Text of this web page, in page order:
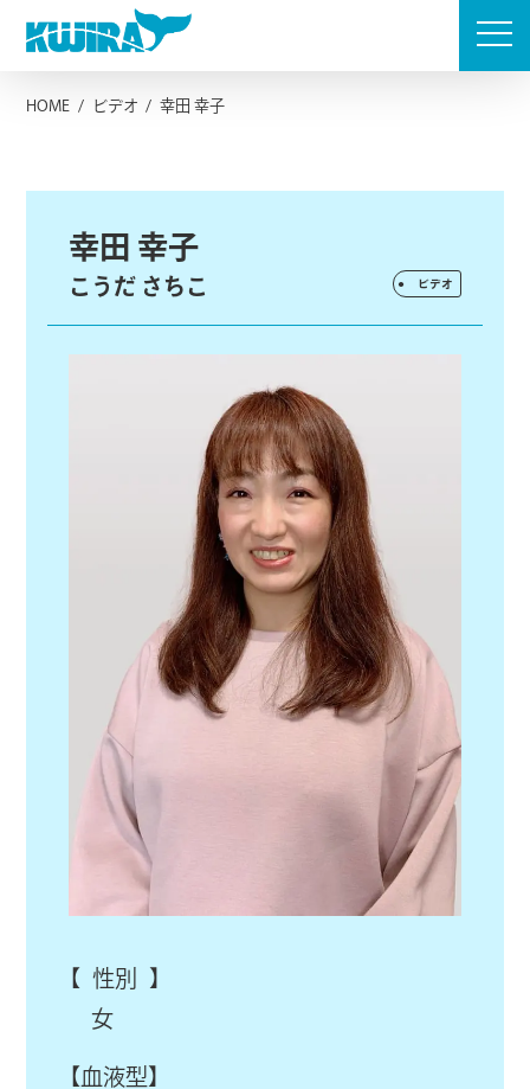
Skip
content
HOME / ビデオ / 幸田 幸子
幸田 幸子
こうだ さちこ ビデオ
【 性別 】
女
【血液型】